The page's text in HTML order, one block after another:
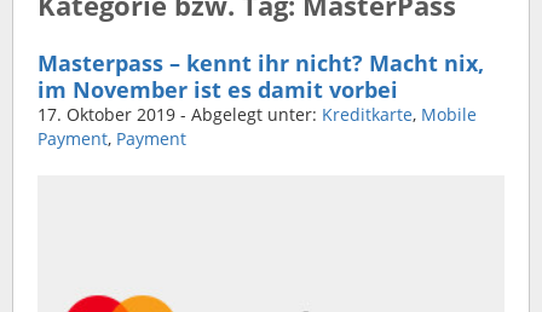
Masterpass – kennt ihr nicht? Macht nix,
im November ist es damit vorbei
17. Oktober 2019 - Abgelegt unter: Kreditkarte, Mobile
Payment, Payment